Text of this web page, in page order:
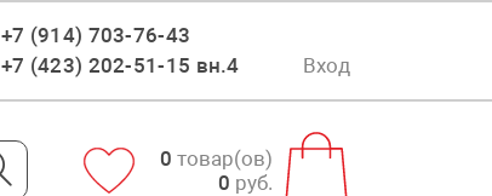
+7 (914) 703-76-43
+7 (423) 202-51-15 вн.4
Вход
0 товар(ов)
0 руб.